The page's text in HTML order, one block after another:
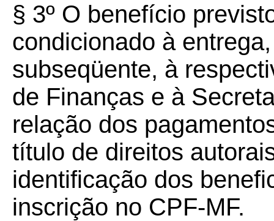
§ 3º O benefício
condicionado à
subseqüente, à
de Finanças e à
relação dos
título de direitos
identificação dos
inscrição no CPF-MF.